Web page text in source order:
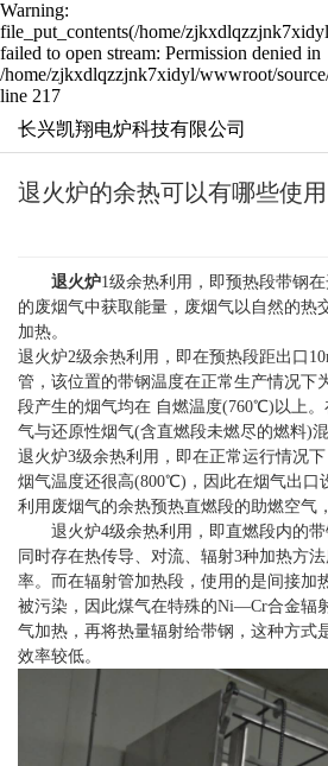
Warning:
file_put_contents(/home/
failed to open stream: Permission denied in
/home/zjkxdlqzzjnk7xidyl/wwwroot/
line 217
长兴凯翔电炉科技有限公司
退火炉的余热可以有哪些使用
退火炉1级余热利用，即预热段带钢
的废烟气中获取能量，废烟气以自然的热
加热。
退火炉2级余热利用，即在预热段距出口
管，该位置的带钢温度在正常生产情况下
段产生的烟气均在 自燃温度(760℃)以上
气与还原性烟气(含直燃段未燃尽的燃料)
退火炉3级余热利用，即在正常运行情况
烟气温度还很高(800℃)，因此在烟气出口
利用废烟气的余热预热直燃段的助燃空气
退火炉4级余热利用，即直燃段内的
同时存在热传导、对流、辐射3种加热方
率。而在辐射管加热段，使用的是间接加
被污染，因此煤气在特殊的Ni—Cr合金辐
气加热，再将热量辐射给带钢，这种方式
效率较低。